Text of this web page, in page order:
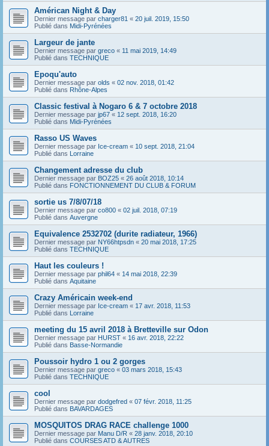
Américan Night & Day
Dernier message par charger81 « 20 juil. 2019, 15:50
Publié dans Midi-Pyrénées
Largeur de jante
Dernier message par greco « 11 mai 2019, 14:49
Publié dans TECHNIQUE
Epoqu'auto
Dernier message par olds « 02 nov. 2018, 01:42
Publié dans Rhône-Alpes
Classic festival à Nogaro 6 & 7 octobre 2018
Dernier message par jp67 « 12 sept. 2018, 16:20
Publié dans Midi-Pyrénées
Rasso US Waves
Dernier message par Ice-cream « 10 sept. 2018, 21:04
Publié dans Lorraine
Changement adresse du club
Dernier message par BOZ25 « 26 août 2018, 10:14
Publié dans FONCTIONNEMENT DU CLUB & FORUM
sortie us 7/8/07/18
Dernier message par co800 « 02 juil. 2018, 07:19
Publié dans Auvergne
Equivalence 2532702 (durite radiateur, 1966)
Dernier message par NY66htpsdn « 20 mai 2018, 17:25
Publié dans TECHNIQUE
Haut les couleurs !
Dernier message par phil64 « 14 mai 2018, 22:39
Publié dans Aquitaine
Crazy Américain week-end
Dernier message par Ice-cream « 17 avr. 2018, 11:53
Publié dans Lorraine
meeting du 15 avril 2018 à Bretteville sur Odon
Dernier message par HURST « 16 avr. 2018, 22:22
Publié dans Basse-Normandie
Poussoir hydro 1 ou 2 gorges
Dernier message par greco « 03 mars 2018, 15:43
Publié dans TECHNIQUE
cool
Dernier message par dodgefred « 07 févr. 2018, 11:25
Publié dans BAVARDAGES
MOSQUITOS DRAG RACE challenge 1000
Dernier message par Manu D/R « 28 janv. 2018, 20:10
Publié dans COURSES ATD & AUTRES